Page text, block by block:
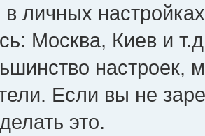
в личных
Москва, Киев и
настроек,
Если вы не
это.